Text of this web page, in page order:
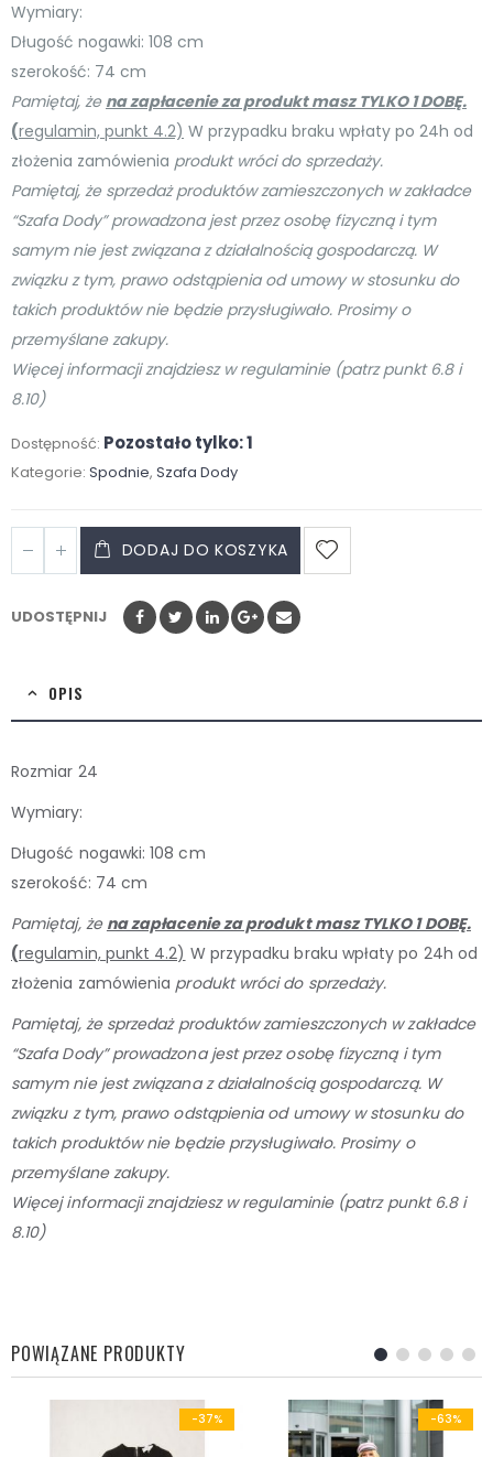
Wymiary:
Długość nogawki: 108 cm
szerokość: 74 cm
Pamiętaj, że na zapłacenie za produkt masz TYLKO 1 DOBĘ.
(regulamin, punkt 4.2) W przypadku braku wpłaty po 24h od
złożenia zamówienia produkt wróci do sprzedaży.
Pamiętaj, że sprzedaż produktów zamieszczonych w zakładce
“Szafa Dody” prowadzona jest przez osobę fizyczną i tym
samym nie jest związana z działalnością gospodarczą. W
związku z tym, prawo odstąpienia od umowy w stosunku do
takich produktów nie będzie przysługiwało. Prosimy o
przemyślane zakupy.
Więcej informacji znajdziesz w regulaminie (patrz punkt 6.8 i
8.10)
Dostępność: Pozostało tylko: 1
Kategorie: Spodnie, Szafa Dody
DODAJ DO KOSZYKA
UDOSTĘPNIJ
OPIS
Rozmiar 24
Wymiary:
Długość nogawki: 108 cm
szerokość: 74 cm
Pamiętaj, że na zapłacenie za produkt masz TYLKO 1 DOBĘ.
(regulamin, punkt 4.2) W przypadku braku wpłaty po 24h od
złożenia zamówienia produkt wróci do sprzedaży.
Pamiętaj, że sprzedaż produktów zamieszczonych w zakładce
“Szafa Dody” prowadzona jest przez osobę fizyczną i tym
samym nie jest związana z działalnością gospodarczą. W
związku z tym, prawo odstąpienia od umowy w stosunku do
takich produktów nie będzie przysługiwało. Prosimy o
przemyślane zakupy.
Więcej informacji znajdziesz w regulaminie (patrz punkt 6.8 i
8.10)
POWIĄZANE PRODUKTY